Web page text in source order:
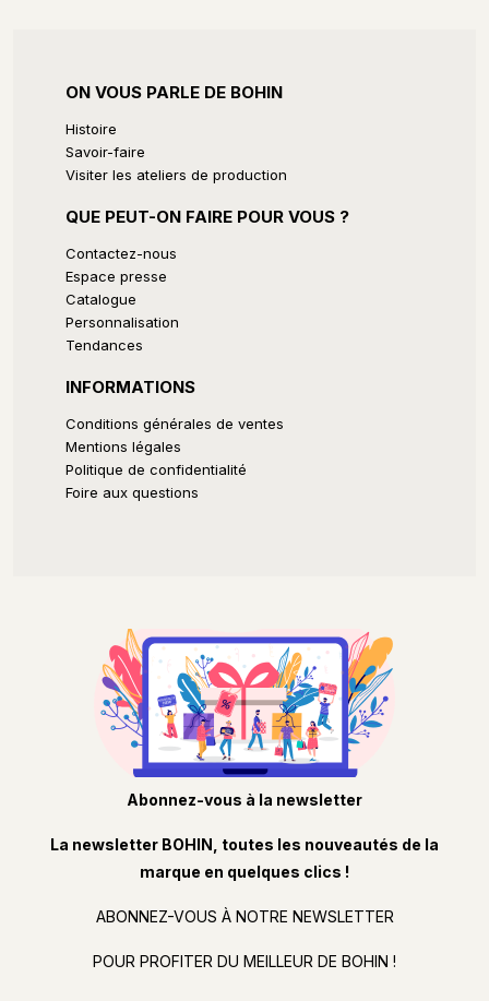
ON VOUS PARLE DE BOHIN
Histoire
Savoir-faire
Visiter les ateliers de production
QUE PEUT-ON FAIRE POUR VOUS ?
Contactez-nous
Espace presse
Catalogue
Personnalisation
Tendances
INFORMATIONS
Conditions générales de ventes
Mentions légales
Politique de confidentialité
Foire aux questions
Abonnez-vous à la newsletter
La newsletter BOHIN, toutes les nouveautés de la
marque en quelques clics !
ABONNEZ-VOUS À NOTRE NEWSLETTER
POUR PROFITER DU MEILLEUR DE BOHIN !